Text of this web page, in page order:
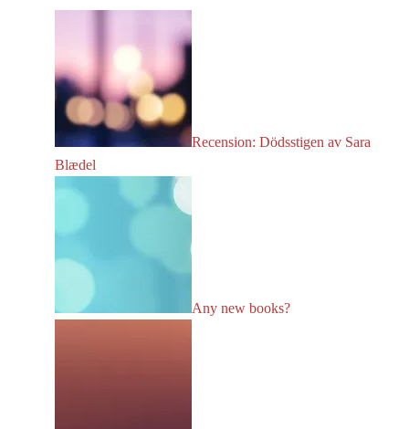
Recension: Dödsstigen av Sara
Blædel
Any new books?